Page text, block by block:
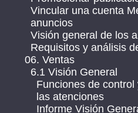
Vincular una cuenta
anuncios
Visión general de los
Requisitos y análisis
06. Ventas
6.1 Visión General
Funciones de
las atenciones
Informe Visión